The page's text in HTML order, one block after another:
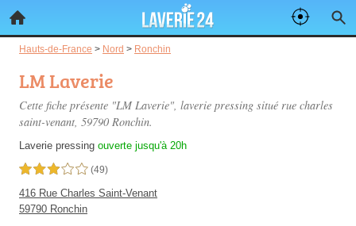
Hauts-de-France > Nord > Ronchin
LM Laverie
Cette fiche présente "LM Laverie", laverie pressing situé rue charles
saint-venant, 59790 Ronchin.
Laverie pressing ouverte jusqu'à 20h
3,0 étoiles sur 5 (49)
416 Rue Charles Saint-Venant
59790 Ronchin